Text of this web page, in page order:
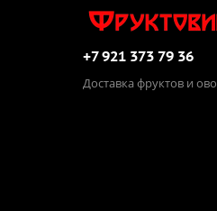
+7 921 373 79 36
Доставка фруктов и